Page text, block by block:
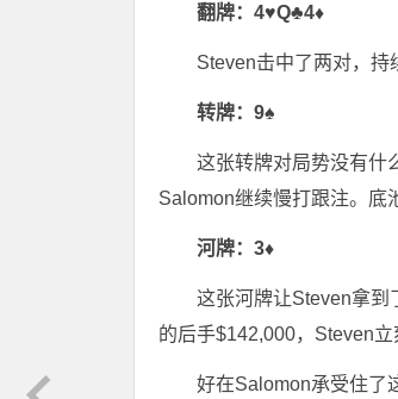
翻牌：4♥Q♣4♦
Steven击中了两对，持
转牌：9♠
这张转牌对局势没有什
Salomon继续慢打跟注。底
河牌： 3♦
这张河牌让Steven拿到
的后手$142,000，Steven立
好在Salomon承受住了